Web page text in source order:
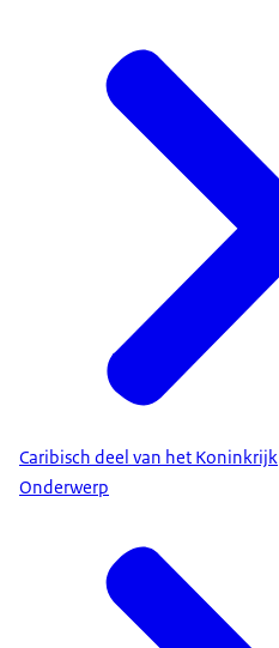
Caribisch deel van het Koninkrijk
Onderwerp